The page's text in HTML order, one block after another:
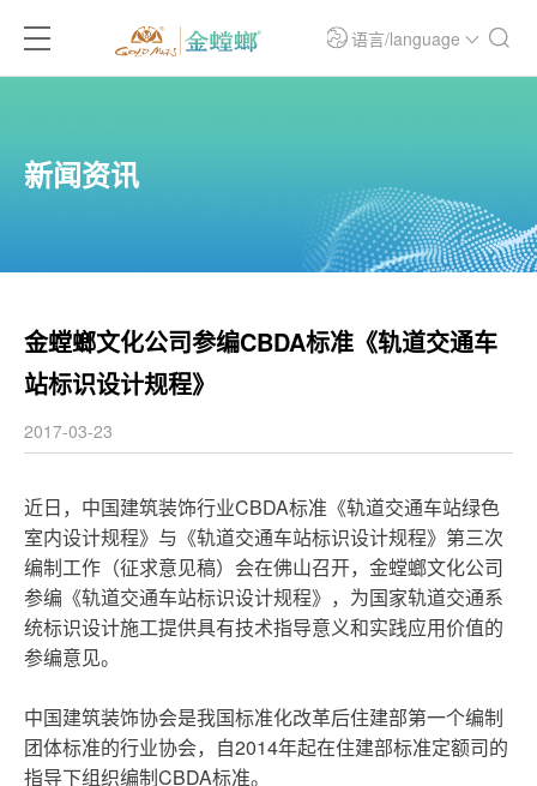
语言/language
新闻资讯
金螳螂文化公司参编CBDA标准《轨道交通车
站标识设计规程》
2017-03-23
近日，中国建筑装饰行业CBDA标准 《轨道交通车站绿色
室内设计规程》与《轨道交通车站标识设计规程》第三次
编制工作（征求意见稿）会在佛山召开，金螳螂文化公司
参编《轨道交通车站标识设计规程》，为国家轨道交通系
统标识设计施工提供具有技术指导意义和实践应用价值的
参编意见。
中国建筑装饰协会是我国标准化改革后住建部第一个编制
团体标准的行业协会，自2014年起在住建部标准定额司的
指导下组织编制CBDA标准。